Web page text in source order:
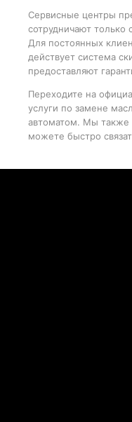
Сервисные центры
сотрудничают
Для постоянных
действует система
предоставляют
Переходите на
услуги по замене
автоматом. Мы также
можете быстро